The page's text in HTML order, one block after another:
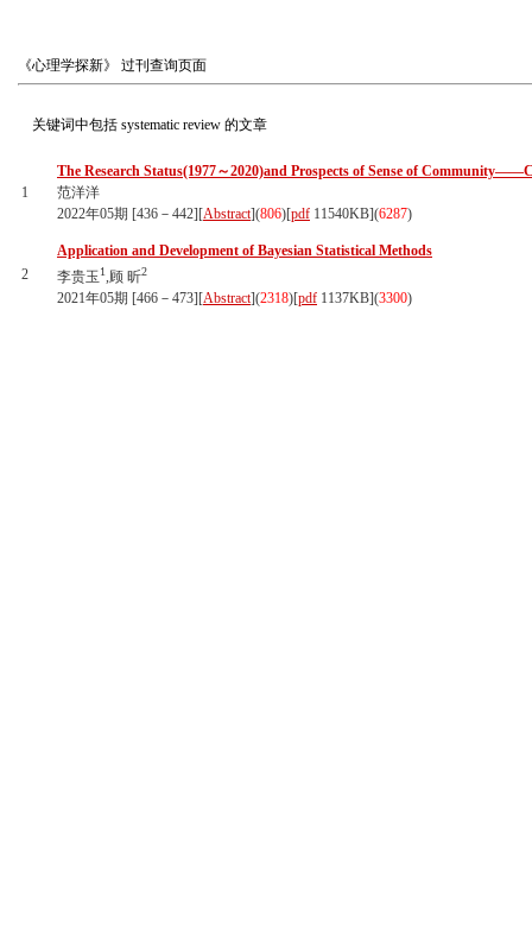
《心理学探新》 过刊查询页面
关键词中包括 systematic review 的文章
1
The Research Status(1977～2020)and Prospects of Sense of
范洋洋
2022年05期 [436－442][Abstract](806)[pdf 11540KB](6287)
2
Application and Development of Bayesian Statistical Methods
李贵玉1,顾 昕2
2021年05期 [466－473][Abstract](2318)[pdf 1137KB](3300)